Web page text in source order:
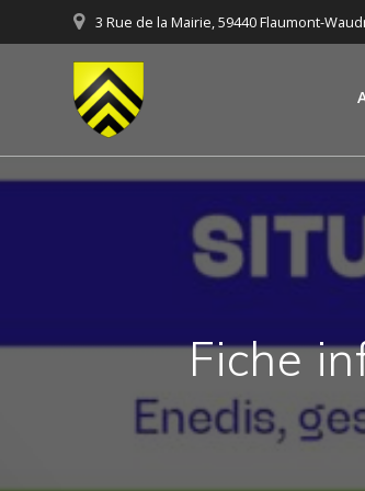
3 Rue de la Mairie, 59440 Flaumont-
Fiche